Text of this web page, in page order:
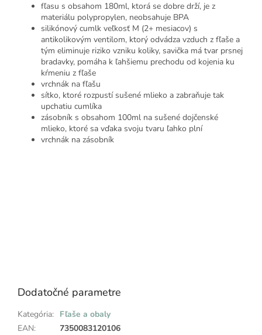
fľasu s obsahom 180ml, ktorá se dobre drží, je z
materiálu polypropylen, neobsahuje BPA
silikónový cumlk veľkosť M (2+ mesiacov) s
antikolikovým ventilom, ktorý odvádza vzduch z fľaše a
tým eliminuje riziko vzniku koliky, savička má tvar prsnej
bradavky, pomáha k ľahšiemu prechodu od kojenia ku
kŕmeniu z fľaše
vrchnák na fľašu
sítko, ktoré rozpustí sušené mlieko a zabraňuje tak
upchatiu cumlíka
zásobník s obsahom 100ml na sušené dojčenské
mlieko, ktoré sa vďaka svoju tvaru ľahko plní
vrchnák na zásobník
Dodatočné parametre
Kategória: Fľaše a obaly
EAN: 7350083120106